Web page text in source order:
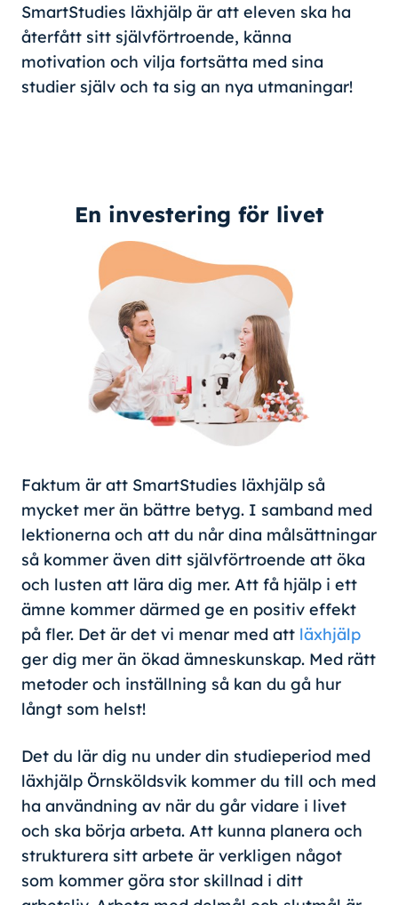
SmartStudies läxhjälp är att eleven ska ha
återfått sitt självförtroende, känna
motivation och vilja fortsätta med sina
studier själv och ta sig an nya utmaningar!
En investering för livet
Faktum är att SmartStudies läxhjälp så
mycket mer än bättre betyg. I samband med
lektionerna och att du når dina målsättningar
så kommer även ditt självförtroende att öka
och lusten att lära dig mer. Att få hjälp i ett
ämne kommer därmed ge en positiv effekt
på fler. Det är det vi menar med att läxhjälp
ger dig mer än ökad ämneskunskap. Med rätt
metoder och inställning så kan du gå hur
långt som helst!
Det du lär dig nu under din studieperiod med
läxhjälp Örnsköldsvik kommer du till och med
ha användning av när du går vidare i livet
och ska börja arbeta. Att kunna planera och
strukturera sitt arbete är verkligen något
som kommer göra stor skillnad i ditt